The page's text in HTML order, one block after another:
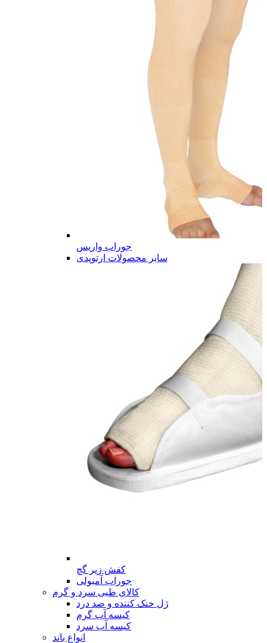
جوراب واریس
سایر محصولات ارتوپدی
کفش زیر گچ
جوراب آمبولی
کالای طبی سرد و گرم
ژل خنک کننده و ضد درد
کیسه آب گرم
کیسه آب سرد
انواع باند